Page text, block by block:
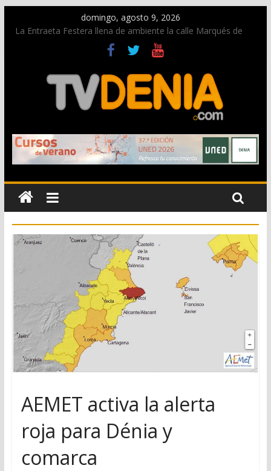
domingo, agosto 9, 2026
La Entraeta Festera llena de ambiente la calle Marqués de
Campo con la recepción a la Capitanía Cristiana
Dos personas fallecen en un grave accidente en la N-332
entre Benissa y Calp
Una nueva oportunidad para donar sangre en Cruz Roja
El bando moro protagonista en la Segunda Entraeta Festera
Paco Adsuar dona al Arxiu de Dénia más de 50.000 imágenes
de la memoria visual de la ciudad
AEMET activa la alerta
roja para Dénia y
comarca